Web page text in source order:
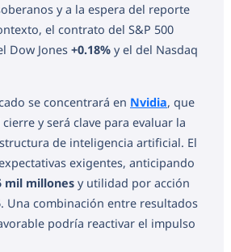
y a la espera del reporte
el contrato del S&P 500
Dow Jones +0.18% y el del Nasdaq
se concentrará en Nvidia, que
y será clave para evaluar la
de inteligencia artificial. El
exigentes, anticipando
mil millones y utilidad por acción
. Una combinación entre resultados
podría reactivar el impulso